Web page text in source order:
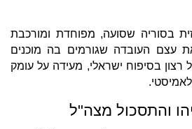
בסוריה שסועה, מפוחדת ומורכבת
עצם העובדה שגורמים בה מוכנים
בסיפוח ישראלי, מעידה על עומק
והתסכול מצה"ל